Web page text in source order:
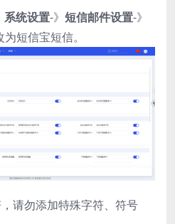
系统设置-》 短信邮件设置-》
短信宝短信。
请勿添加特殊字符、符号